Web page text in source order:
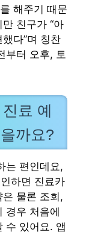
해주기 때문
친구가 “아
다”며 칭찬
부터 오후, 토
료 예
까요?
는 편인데요,
하면 진료카
물론 조회,
경우 처음에
수 있어요. 앱